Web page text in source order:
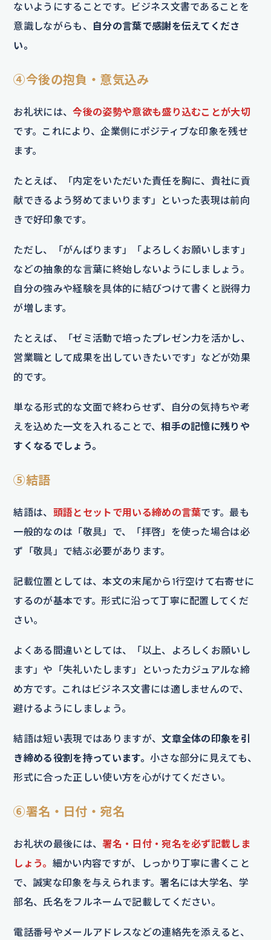
ないようにすることです。ビジネス文書であることを
意識しながらも、
自分の言葉で感謝を伝えてくださ
い。
④今後の抱負・意気込み
お礼状には、今後の姿勢や意欲も盛り込むことが大切
です。これにより、企業側にポジティブな印象を残せ
ます。
たとえば、「内定をいただいた責任を胸に、貴社に貢
献できるよう努めてまいります」といった表現は前向
きで好印象です。
ただし、「がんばります」「よろしくお願いします」
などの抽象的な言葉に終始しないようにしましょう。
自分の強みや経験を具体的に結びつけて書くと説得力
が増します。
たとえば、「ゼミ活動で培ったプレゼン力を活かし、
営業職として成果を出していきたいです」などが効果
的です。
単なる形式的な文面で終わらせず、自分の気持ちや考
えを込めた一文を入れることで、相手の記憶に残りや
すくなるでしょう。
⑤結語
結語は、 頭語とセットで用いる締めの言葉です。最も
一般的なのは「敬具」で、「拝啓」を使った場合は必
ず「敬具」で結ぶ必要があります。
記載位置としては、本文の末尾から1行空けて右寄せに
するのが基本です。形式に沿って丁寧に配置してくだ
さい。
よくある間違いとしては、「以上、よろしくお願いし
ます」や「失礼いたします」といったカジュアルな締
め方です。これはビジネス文書には適しませんので、
避けるようにしましょう。
結語は短い表現ではありますが、文章全体の印象を引
き締める役割を持っています。 小さな部分に見えても、
形式に合った正しい使い方を心がけてください。
⑥署名・日付・宛名
お礼状の最後には、署名・日付・宛名を必ず記載しま
しょう。 細かい内容ですが、しっかり丁寧に書くこと
で、誠実な印象を与えられます。署名には大学名、学
部名、氏名をフルネームで記載してください。
電話番号やメールアドレスなどの連絡先を添えると、